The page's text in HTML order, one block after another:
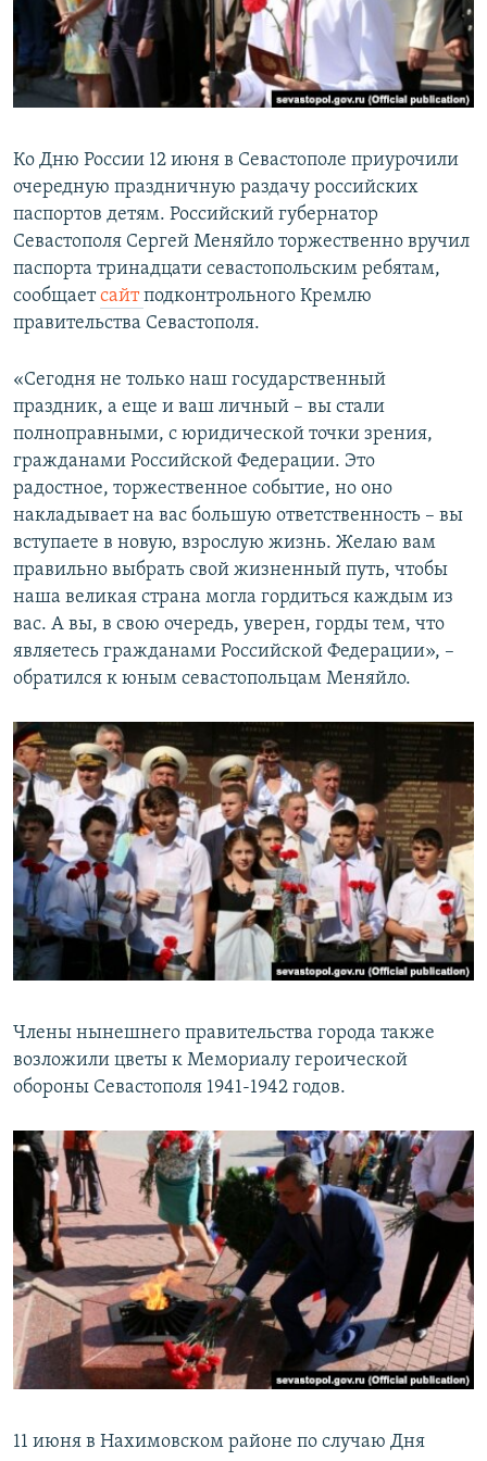
ПОБЕДИТЕЛЕЙ НЕ СУДЯТ?
КРЫМ.НЕПОКОРЕННЫЙ
ELIFBE
ПРИСОЕДИНЯЙТЕСЬ!
Все сайты RFE/RL
Ко Дню России 12 июня в Севастополе приурочили
очередную праздничную раздачу российских
паспортов детям. Российский губернатор
Севастополя Сергей Меняйло торжественно вручил
паспорта тринадцати севастопольским ребятам,
сообщаетсайтподконтрольного Кремлю
правительства Севастополя.
«Сегодня не только наш государственный
праздник, а еще и ваш личный – вы стали
полноправными, с юридической точки зрения,
гражданами Российской Федерации. Это
радостное, торжественное событие, но оно
накладывает на вас большую ответственность – вы
вступаете в новую, взрослую жизнь. Желаю вам
правильно выбрать свой жизненный путь, чтобы
наша великая страна могла гордиться каждым из
вас. А вы, в свою очередь, уверен, горды тем, что
являетесь гражданами Российской Федерации», –
обратился к юным севастопольцам Меняйло.
Члены нынешнего правительства города также
возложили цветы к Мемориалу героической
обороны Севастополя 1941-1942 годов.
11 июня в Нахимовском районе по случаю Дня